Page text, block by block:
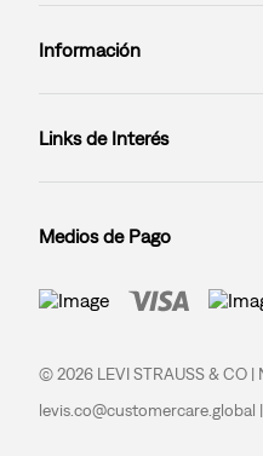
Información
Links de Interés
Medios de Pago
© 2026 LEVI STRAUSS & CO |
levis.co@customercare.global